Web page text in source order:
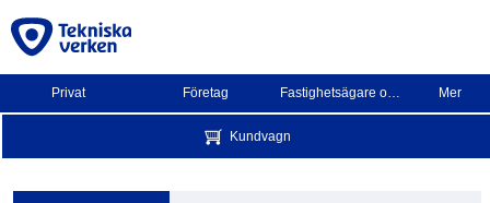
Privat Företag Fastighetsägare och BRF Mer
Kundvagn